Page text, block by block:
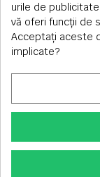
Copyright © 2026
CUI: RO1824566
Tel fix: 0256-275
urile de
vă oferi funcții de
Acceptați aceste
implicate?